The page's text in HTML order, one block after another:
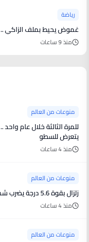
رياضة
غموض يحيط بملف الزاكي .. لماذا تأخر تقديمه مدربا للنشامى؟
منذ 9 ساعات
منوعات من العالم
يتعرض للسطو
منذ 4 ساعات
منوعات من العالم
زلزال بقوة 5.6 درجة يضرب شمال شرقي اليابان
منذ 4 ساعات
منوعات من العالم